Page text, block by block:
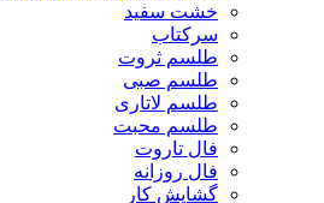
خشت سفید
سرکتاب
طلسم ثروت
طلسم صبی
طلسم لاتاری
طلسم محبت
فال تاروت
فال روزانه
گشایش کار